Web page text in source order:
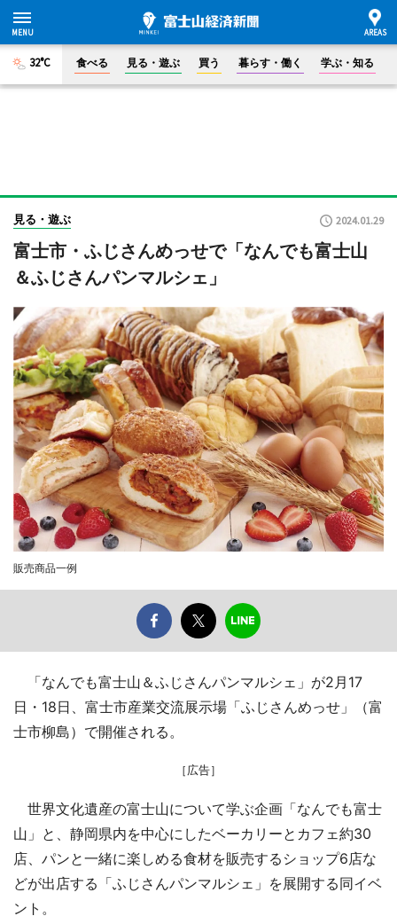
32°C 食べる 見る・遊ぶ 買う 暮らす・働く 学ぶ・知る
見る・遊ぶ 2024.01.29
富士市・ふじさんめっせで「なんでも富士山
＆ふじさんパンマルシェ」
販売商品一例
「なんでも富士山＆ふじさんパンマルシェ」が2月17
日・18日、富士市産業交流展示場「ふじさんめっせ」（富
士市柳島）で開催される。
［広告］
世界文化遺産の富士山について学ぶ企画「なんでも富士
山」と、静岡県内を中心にしたベーカリーとカフェ約30
店、パンと一緒に楽しめる食材を販売するショップ6店な
どが出店する「ふじさんパンマルシェ」を展開する同イベ
ント。